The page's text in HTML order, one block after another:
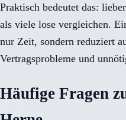
Praktisch bedeutet das:
als viele lose vergleichen.
nur Zeit, sondern reduziert
Vertragsprobleme und
Häufige Fragen